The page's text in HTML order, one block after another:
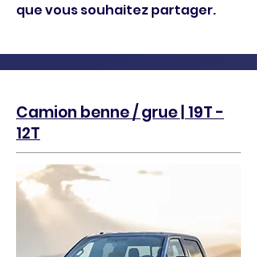
que vous souhaitez partager.
Camion benne / grue | 19T -
12T